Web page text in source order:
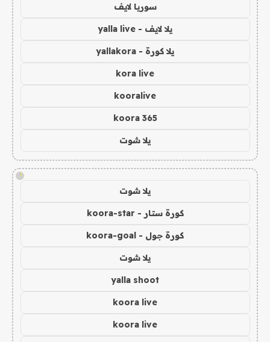
سوريا لايف
يلا لايف - yalla live
يلا كورة - yallakora
kora live
kooralive
koora 365
يلا شوت
!
يلا شوت
كورة ستار - koora-star
كورة جول - koora-goal
يلا شوت
yalla shoot
koora live
koora live